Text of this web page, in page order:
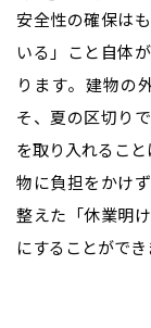
難所
ルー
安全性の確保は
いる」こと自体
ります。建物の
そ、夏の区切り
を取り入れるこ
物に負担をかけ
整えた「休業明
にすることができ